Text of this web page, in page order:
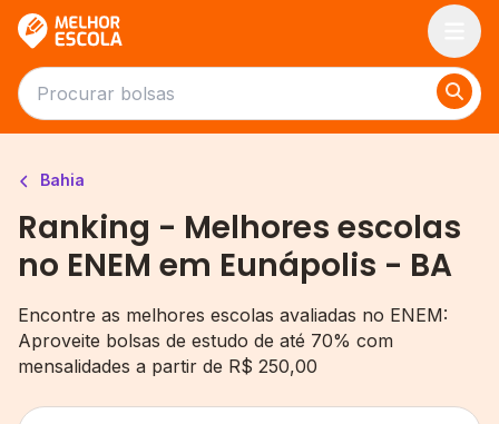
Bahia
Ranking - Melhores escolas
no ENEM em Eunápolis - BA
Encontre as melhores escolas avaliadas no ENEM:
Aproveite bolsas de estudo de até 70% com
mensalidades a partir de R$ 250,00